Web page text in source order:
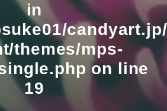
in
themes/mps-
on line
19